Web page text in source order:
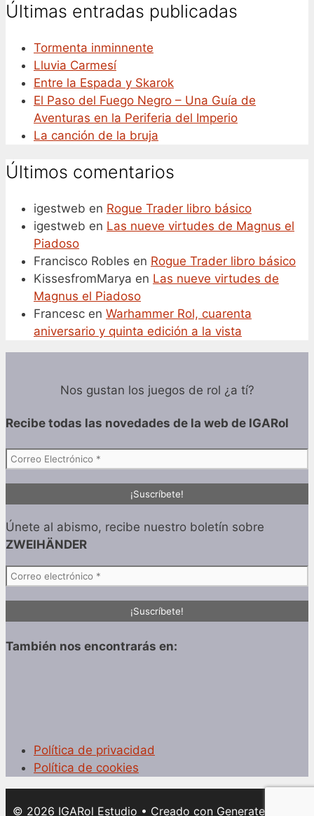
Últimas entradas publicadas
Tormenta inminnente
Lluvia Carmesí
Entre la Espada y Skarok
El Paso del Fuego Negro – Una Guía de
Aventuras en la Periferia del Imperio
La canción de la bruja
Últimos comentarios
igestweb en Rogue Trader libro básico
igestweb en Las nueve virtudes de Magnus el
Piadoso
Francisco Robles en Rogue Trader libro básico
KissesfromMarya en Las nueve virtudes de
Magnus el Piadoso
Francesc en Warhammer Rol, cuarenta
aniversario y quinta edición a la vista
Nos gustan los juegos de rol ¿a tí?
Recibe todas las novedades de la web de IGARol
Únete al abismo, recibe nuestro boletín sobre
ZWEIHÄNDER
También nos encontrarás en:
Política de privacidad
Política de cookies
© 2026 IGARol Estudio • Creado con GeneratePress